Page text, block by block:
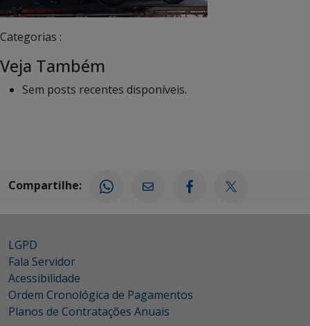
Categorias :
Veja Também
Sem posts recentes disponíveis.
Compartilhe:
LGPD
Fala Servidor
Acessibilidade
Ordem Cronológica de Pagamentos
Planos de Contratações Anuais